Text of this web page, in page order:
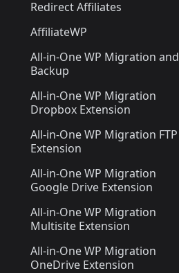
Redirect Affiliates
AffiliateWP
All-in-One WP Migration and
Backup
All-in-One WP Migration
Dropbox Extension
All-in-One WP Migration FTP
Extension
All-in-One WP Migration
Google Drive Extension
All-in-One WP Migration
Multisite Extension
All-in-One WP Migration
OneDrive Extension